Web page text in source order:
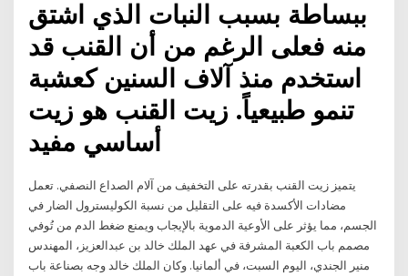
ببساطة بسبب النبات الذي اشتق
منه فعلى الرغم من أن القنب قد
استخدم منذ آلاف السنين كعشبة
تنمو طبيعياً. زيت القنب هو زيت
أساسي مفيد
يتميز زيت القنب بقدرته على التخفيف من آلام الصداع النصفي. تعمل
مضادات الأكسدة فيه على التقليل من نسبة الكوليسترول الضار في
الجسم، مما يؤثر على الأوعية الدموية بالإيجاب ويمنع ضغط الدم من تُوفي
مصمم باب الكعبة المشرفة في عهد الملك خالد بن عبدالعزيز، المهندس
منير الجندي، اليوم السبت، في ألمانيا. وكان الملك خالد وجه بصناعة باب